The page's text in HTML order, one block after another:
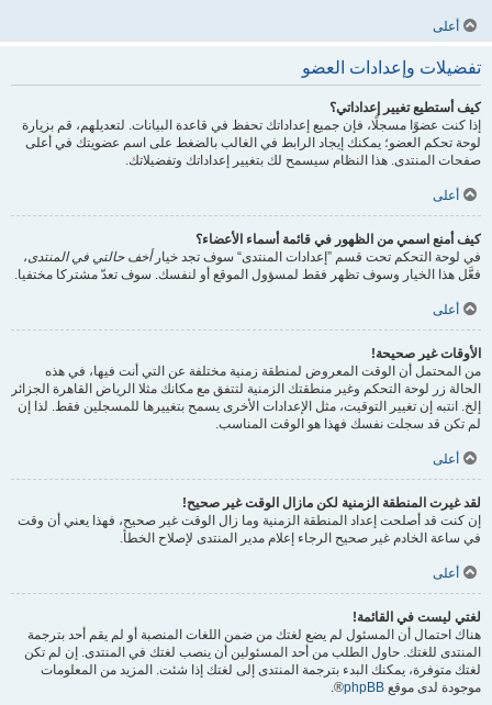
أعلى
تفضيلات وإعدادات العضو
كيف أستطيع تغيير إعداداتي؟
إذا كنت عضوًا مسجلًا، فإن جميع إعداداتك تحفظ في قاعدة البيانات. لتعديلهم، قم بزيارة
لوحة تحكم العضو؛ يمكنك إيجاد الرابط في الغالب بالضغط على اسم عضويتك في أعلى
صفحات المنتدى. هذا النظام سيسمح لك بتغيير إعداداتك وتفضيلاتك.
أعلى
كيف أمنع اسمي من الظهور في قائمة أسماء الأعضاء؟
في لوحة التحكم تحت قسم ”إعدادات المنتدى“ سوف تجد خيارأخف حالتي في المنتدى،
فعَّل هذا الخيار وسوف تظهر فقط لمسؤول الموقع أو لنفسك. سوف تعدّ مشتركا مختفيا.
أعلى
الأوقات غير صحيحة!
من المحتمل أن الوقت المعروض لمنطقة زمنية مختلفة عن التي أنت فيها، في هذه
الحالة زر لوحة التحكم وغير منطقتك الزمنية لتتفق مع مكانك مثلا الرياض القاهرة الجزائر
إلخ. انتبه إن تغيير التوقيت، مثل الإعدادات الأخرى يسمح بتغييرها للمسجلين فقط. لذا إن
لم تكن قد سجلت نفسك فهذا هو الوقت المناسب.
أعلى
لقد غيرت المنطقة الزمنية لكن مازال الوقت غير صحيح!
إن كنت قد أصلحت إعداد المنطقة الزمنية وما زال الوقت غير صحيح، فهذا يعني أن وقت
في ساعة الخادم غير صحيح الرجاء إعلام مدير المنتدى لإصلاح الخطأ.
أعلى
لغتي ليست في القائمة!
هناك احتمال أن المسئول لم يضع لغتك من ضمن اللغات المنصبة أو لم يقم أحد بترجمة
المنتدى للغتك. حاول الطلب من أحد المسئولين أن ينصب لغتك في المنتدى. إن لم تكن
لغتك متوفرة، يمكنك البدء بترجمة المنتدى إلى لغتك إذا شئت. المزيد من المعلومات
موجودة لدى موقع phpBB
®.